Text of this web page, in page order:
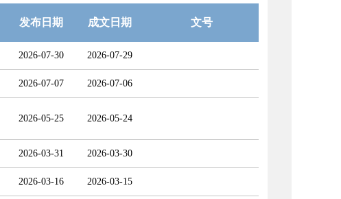
发布日期 成文日期 文号
2026-07-30 2026-07-29
2026-07-07 2026-07-06
2026-05-25 2026-05-24
2026-03-31 2026-03-30
2026-03-16 2026-03-15